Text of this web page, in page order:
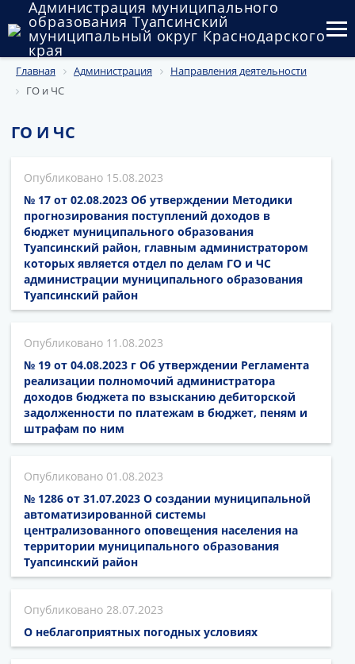
Администрация муниципального
образования Туапсинский
муниципальный округ Краснодарского
края
Округ
Государственный и муниципальный контроль
Муниципальное имущество
Публичные слушания и общественные обсуждения
Документы
Главная Администрация
Направления деятельности
ГО и ЧС
ГО И ЧС
15.08.2023
№ 17 от 02.08.2023 Об утверждении Методики
прогнозирования поступлений доходов в
бюджет муниципального образования
Туапсинский район, главным администратором
которых является отдел по делам ГО и ЧС
администрации муниципального образования
Туапсинский район
11.08.2023
№ 19 от 04.08.2023 г Об утверждении Регламента
реализации полномочий администратора
доходов бюджета по взысканию дебиторской
задолженности по платежам в бюджет, пеням и
штрафам по ним
01.08.2023
№ 1286 от 31.07.2023 О создании муниципальной
автоматизированной системы
централизованного оповещения населения на
территории муниципального образования
Туапсинский район
28.07.2023
О неблагоприятных погодных условиях